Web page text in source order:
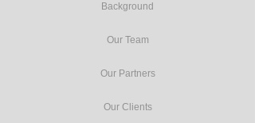
Background
Our Team
Our Partners
Our Clients